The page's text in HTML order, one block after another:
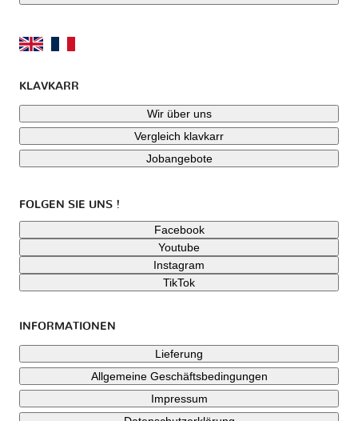
KLAVKARR
Wir über uns
Vergleich klavkarr
Jobangebote
FOLGEN SIE UNS !
Facebook
Youtube
Instagram
TikTok
INFORMATIONEN
Lieferung
Allgemeine Geschäftsbedingungen
Impressum